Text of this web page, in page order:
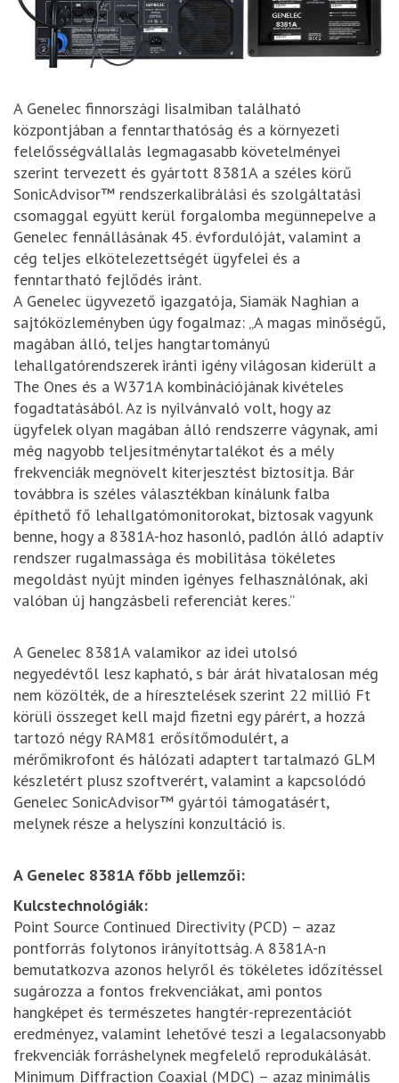
A Genelec finnországi Iisalmiban található
központjában a fenntarthatóság és a környezeti
felelősségvállalás legmagasabb követelményei
szerint tervezett és gyártott 8381A a széles körű
SonicAdvisor™ rendszerkalibrálási és szolgáltatási
csomaggal együtt kerül forgalomba megünnepelve a
Genelec fennállásának 45. évfordulóját, valamint a
cég teljes elkötelezettségét ügyfelei és a
fenntartható fejlődés iránt.
A Genelec ügyvezető igazgatója, Siamäk Naghian a
sajtóközleményben úgy fogalmaz: „A magas minőségű,
magában álló, teljes hangtartományú
lehallgatórendszerek iránti igény világosan kiderült a
The Ones és a W371A kombinációjának kivételes
fogadtatásából. Az is nyilvánvaló volt, hogy az
ügyfelek olyan magában álló rendszerre vágynak, ami
még nagyobb teljesítménytartalékot és a mély
frekvenciák megnövelt kiterjesztést biztosítja. Bár
továbbra is széles választékban kínálunk falba
építhető fő lehallgatómonitorokat, biztosak vagyunk
benne, hogy a 8381A-hoz hasonló, padlón álló adaptív
rendszer rugalmassága és mobilitása tökéletes
megoldást nyújt minden igényes felhasználónak, aki
valóban új hangzásbeli referenciát keres.”
A Genelec 8381A valamikor az idei utolsó
negyedévtől lesz kapható, s bár árát hivatalosan még
nem közölték, de a híresztelések szerint 22 millió Ft
körüli összeget kell majd fizetni egy párért, a hozzá
tartozó négy RAM81 erősítőmodulért, a
mérőmikrofont és hálózati adaptert tartalmazó GLM
készletért plusz szoftverért, valamint a kapcsolódó
Genelec SonicAdvisor™ gyártói támogatásért,
melynek része a helyszíni konzultáció is.
A Genelec 8381A főbb jellemzői:
Kulcstechnológiák:
Point Source Continued Directivity (PCD) – azaz
pontforrás folytonos irányítottság. A 8381A-n
bemutatkozva azonos helyről és tökéletes időzítéssel
sugározza a fontos frekvenciákat, ami pontos
hangképet és természetes hangtér-reprezentációt
eredményez, valamint lehetővé teszi a legalacsonyabb
frekvenciák forráshelynek megfelelő reprodukálását.
Minimum Diffraction Coaxial (MDC) – azaz minimális